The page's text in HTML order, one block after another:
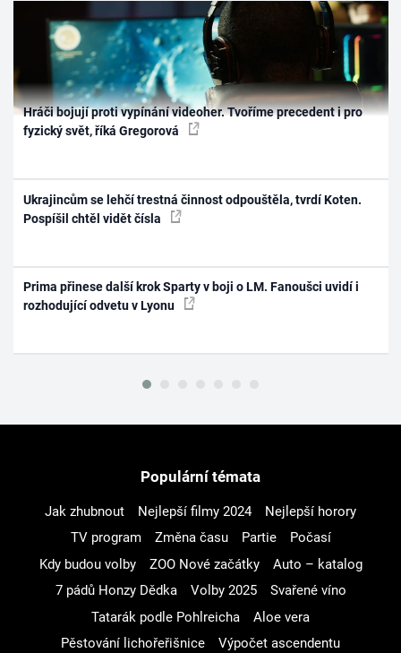
Hráči bojují proti vypínání videoher. Tvoříme precedent i pro
fyzický svět, říká Gregorová
Ukrajincům se lehčí trestná činnost odpouštěla, tvrdí Koten.
Pospíšil chtěl vidět čísla
Prima přinese další krok Sparty v boji o LM. Fanoušci uvidí i
rozhodující odvetu v Lyonu
Populární témata
Jak zhubnout Nejlepší filmy 2024
Nejlepší horory
TV program
Změna času Partie
Počasí
Kdy budou volby
ZOO Nové začátky
Auto – katalog
7 pádů Honzy Dědka
Volby 2025
Svařené víno
Tatarák podle Pohlreicha
Aloe vera
Pěstování lichořeřišnice
Výpočet ascendentu